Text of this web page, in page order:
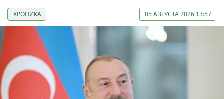
ХРОНИКА 05 АВГУСТА 2026 13:57